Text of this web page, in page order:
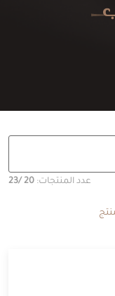
عدد المنتجات: 20
/23